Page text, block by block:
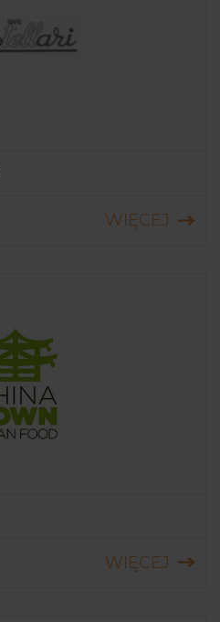
WIĘCEJ
WIĘCEJ